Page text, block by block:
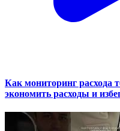
Как мониторинг расхода
экономить расходы и